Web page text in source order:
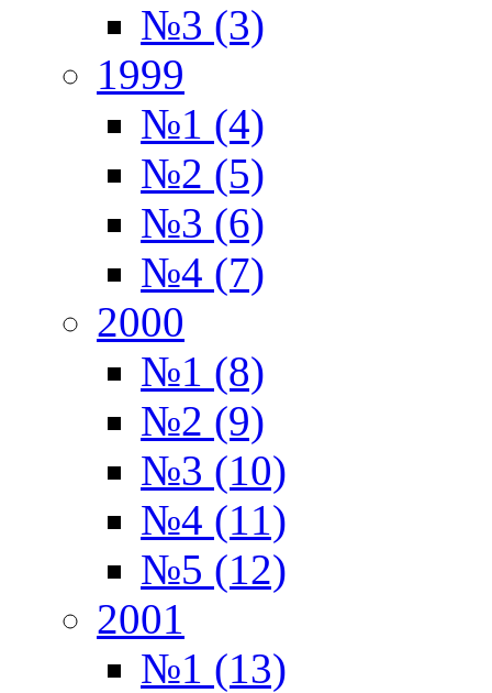
№3 (3)
1999
№1 (4)
№2 (5)
№3 (6)
№4 (7)
2000
№1 (8)
№2 (9)
№3 (10)
№4 (11)
№5 (12)
2001
№1 (13)